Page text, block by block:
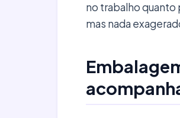
no trabalho quanto
mas nada